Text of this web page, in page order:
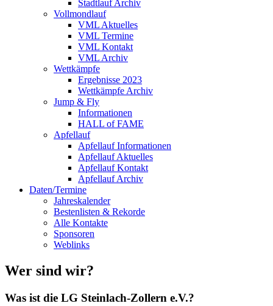
Stadtlauf Archiv
Vollmondlauf
VML Aktuelles
VML Termine
VML Kontakt
VML Archiv
Wettkämpfe
Ergebnisse 2023
Wettkämpfe Archiv
Jump & Fly
Informationen
HALL of FAME
Apfellauf
Apfellauf Informationen
Apfellauf Aktuelles
Apfellauf Kontakt
Apfellauf Archiv
Daten/Termine
Jahreskalender
Bestenlisten & Rekorde
Alle Kontakte
Sponsoren
Weblinks
Wer sind wir?
Was ist die LG Steinlach-Zollern e.V.?